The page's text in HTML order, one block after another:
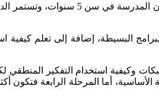
البسيطة، إضافة إلى تعلم كيفية
وكيفية استخدام التفكير
أما المرحلة الرابعة فتكون